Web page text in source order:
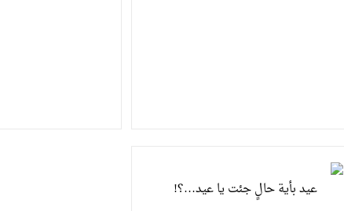
عيد بأية حالٍ جئت يا عيد…؟!